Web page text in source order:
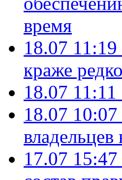
время
18.07 11:19
краже
18.07 11:11
18.07 10:07
17.07 15:47